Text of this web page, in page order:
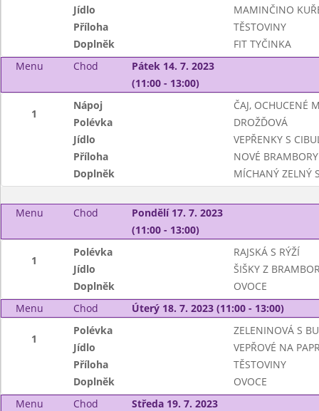
Jídlo
MAMINČINO
Příloha
TĚSTOVINY
Doplněk
FIT TYČINKA
Menu
Chod
Pátek 14. 7. 2023
(11:00 - 13:00)
1
Nápoj
ČAJ, OCHUCENÉ
Polévka
DROŽĎOVÁ
Jídlo
VEPŘENKY S
Příloha
NOVÉ BRAMBORY
Doplněk
MÍCHANÝ ZELNÝ
Menu Chod
Pondělí 17. 7. 2023
(11:00 - 13:00)
1
Polévka
RAJSKÁ S RÝŽÍ
Jídlo
ŠIŠKY Z
Doplněk
OVOCE
Menu
Chod Úterý 18. 7. 2023 (11:00 - 13:00)
1
Polévka
ZELENINOVÁ S
Jídlo
VEPŘOVÉ NA
Příloha
TĚSTOVINY
Doplněk
OVOCE
Menu
Chod
Středa 19. 7. 2023